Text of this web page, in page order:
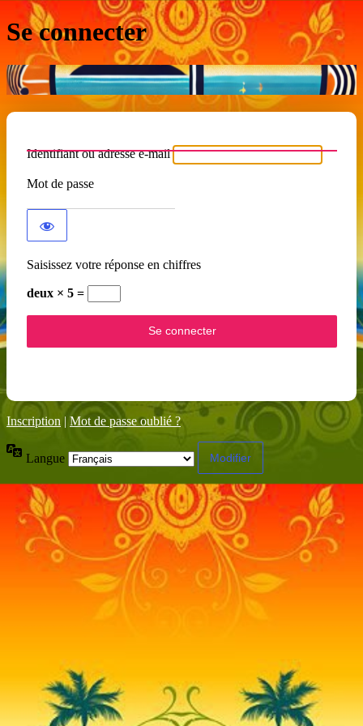
Se connecter
Identifiant ou adresse e-mail
Mot de passe
Saisissez votre réponse en chiffres
deux × 5 =
Inscription | Mot de passe oublié ?
Langue